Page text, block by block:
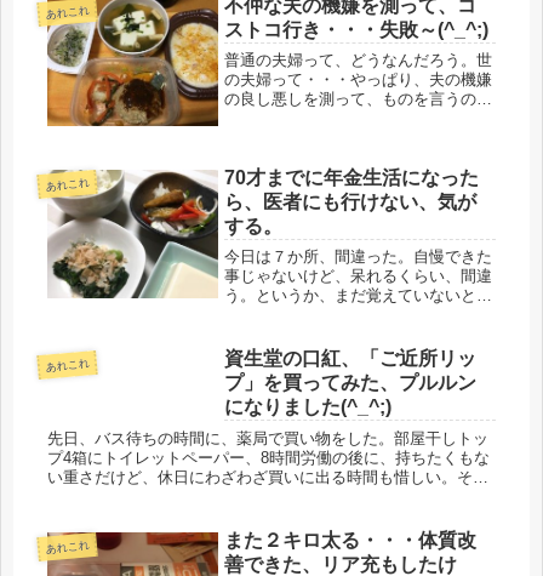
あれこれ
不仲な夫の機嫌を測って、コ
ストコ行き・・・失敗～(^_^;)
普通の夫婦って、どうなんだろう。世
の夫婦って・・・やっぱり、夫の機嫌
の良し悪しを測って、ものを言うのか
が、一般の自分たち、電話対応者に毛
が生...
あれこれ
70才までに年金生活になった
ら、医者にも行けない、気が
する。
今日は７か所、間違った。自慢できた
事じゃないけど、呆れるくらい、間違
う。というか、まだ覚えていないとい
う。ところが、明日は休日だ。一晩、
寝ただけで記憶が消えていくのに、二
晩...
あれこれ
資生堂の口紅、「ご近所リッ
プ」を買ってみた、プルルン
になりました(^_^;)
先日、バス待ちの時間に、薬局で買い物をした。部屋干しトッ
プ4箱にトイレットペーパー、8時間労働の後に、持ちたくもな
い重さだけど、休日にわざわざ買いに出る時間も惜しい。そう
あれこれ
また２キロ太る・・・体質改
善できた、リア充もしたけ